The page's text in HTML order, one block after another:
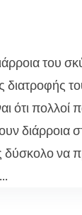
του
διατροφής
ότι πολλοί
διάρροια
δύσκολο να